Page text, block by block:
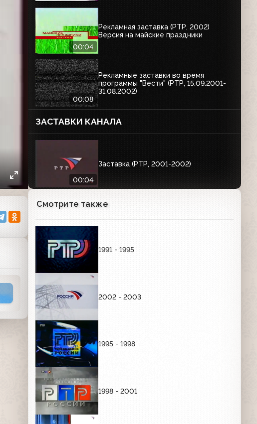
00:04
Рекламная заставка (РТР, 2002)
Версия на майские праздники
00:08
Рекламные заставки во время
программы "Вести" (РТР, 15.09.2001-
31.08.2002)
ЗАСТАВКИ КАНАЛА
00:04
Заставка (РТР, 2001-2002)
00:05
(15.09.2001-31.08.2002)
00:05
00:27
00:08
Смотрите также
1991 - 1995
2002 - 2003
1995 - 1998
1998 - 2001